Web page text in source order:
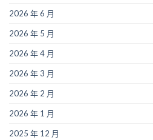
2026 年 6 月
2026 年 5 月
2026 年 4 月
2026 年 3 月
2026 年 2 月
2026 年 1 月
2025 年 12 月